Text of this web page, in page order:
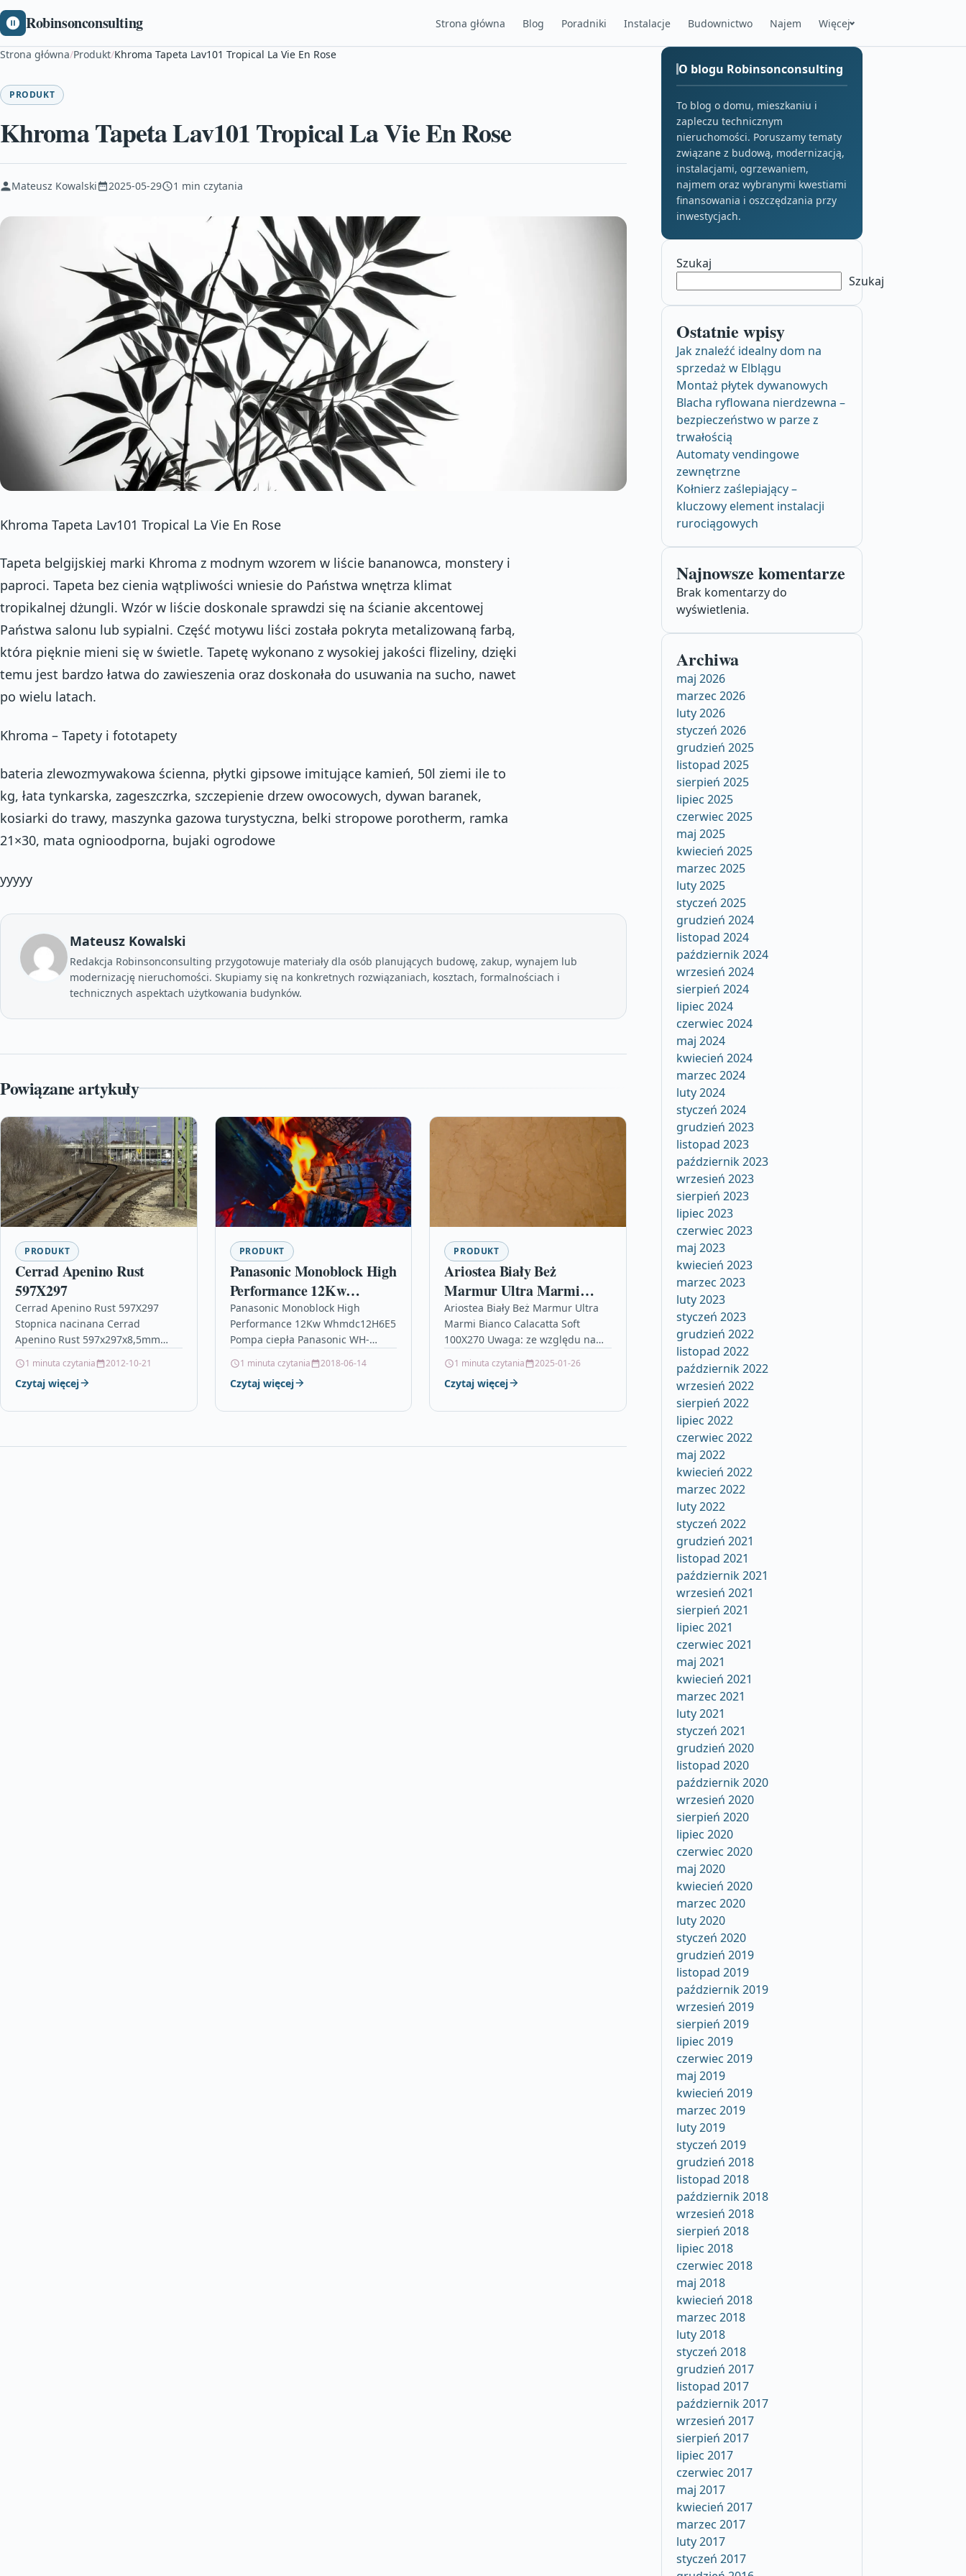
Robinsonconsulting Strona główna Blog Poradniki Instalacje Budownictwo Najem Więcej
Strona główna/Produkt/Khroma Tapeta Lav101 Tropical La Vie En Rose
PRODUKT
Khroma Tapeta Lav101 Tropical La Vie En Rose
Mateusz Kowalski 2025-05-29 1 min czytania
Khroma Tapeta Lav101 Tropical La Vie En Rose
Tapeta belgijskiej marki Khroma z modnym wzorem w liście bananowca, monstery i
paproci. Tapeta bez cienia wątpliwości wniesie do Państwa wnętrza klimat
tropikalnej dżungli. Wzór w liście doskonale sprawdzi się na ścianie akcentowej
Państwa salonu lub sypialni. Część motywu liści została pokryta metalizowaną farbą,
która pięknie mieni się w świetle. Tapetę wykonano z wysokiej jakości flizeliny, dzięki
temu jest bardzo łatwa do zawieszenia oraz doskonała do usuwania na sucho, nawet
po wielu latach.
Khroma – Tapety i fototapety
bateria zlewozmywakowa ścienna, płytki gipsowe imitujące kamień, 50l ziemi ile to
kg, łata tynkarska, zageszczrka, szczepienie drzew owocowych, dywan baranek,
kosiarki do trawy, maszynka gazowa turystyczna, belki stropowe porotherm, ramka
21×30, mata ognioodporna, bujaki ogrodowe
yyyyy
Mateusz Kowalski
Redakcja Robinsonconsulting przygotowuje materiały dla osób planujących budowę, zakup, wynajem lub
modernizację nieruchomości. Skupiamy się na konkretnych rozwiązaniach, kosztach, formalnościach i
technicznych aspektach użytkowania budynków.
Powiązane artykuły
PRODUKT
Cerrad Apenino Rust
597X297
Cerrad Apenino Rust 597X297
Stopnica nacinana Cerrad
Apenino Rust 597x297x8,5mm
Format: 30×60- Nazwa kolekcji:
Apenino- Przeznaczenie: Płytki
1 minuta czytania 2012-10-21
Czytaj więcej
PRODUKT
Panasonic Monoblock High
Performance 12Kw
Whmdc12H6E5
Panasonic Monoblock High
Performance 12Kw Whmdc12H6E5
Pompa ciepła Panasonic WH-
PERFORMANCEPotwierdź
dostępność przed zakupem – tel.
1 minuta czytania 2018-06-14
Czytaj więcej
PRODUKT
Ariostea Biały Beż
Marmur Ultra Marmi
Bianco Calacatta Soft
100X270
Ariostea Biały Beż Marmur Ultra
Marmi Bianco Calacatta Soft
100X270 Uwaga: ze względu na
cena transportu będzie określana
indywidualnie i może…
1 minuta czytania 2025-01-26
Czytaj więcej
O blogu Robinsonconsulting
To blog o domu, mieszkaniu i
zapleczu technicznym
nieruchomości. Poruszamy tematy
związane z budową, modernizacją,
instalacjami, ogrzewaniem,
najmem oraz wybranymi kwestiami
finansowania i oszczędzania przy
inwestycjach.
Szukaj
Szukaj
Ostatnie wpisy
Jak znaleźć idealny dom na
sprzedaż w Elblągu
Montaż płytek dywanowych
Blacha ryflowana nierdzewna –
bezpieczeństwo w parze z
trwałością
Automaty vendingowe
zewnętrzne
Kołnierz zaślepiający –
kluczowy element instalacji
rurociągowych
Najnowsze komentarze
Brak komentarzy do
wyświetlenia.
Archiwa
maj 2026
marzec 2026
luty 2026
styczeń 2026
grudzień 2025
listopad 2025
sierpień 2025
lipiec 2025
czerwiec 2025
maj 2025
kwiecień 2025
marzec 2025
luty 2025
styczeń 2025
grudzień 2024
listopad 2024
październik 2024
wrzesień 2024
sierpień 2024
lipiec 2024
czerwiec 2024
maj 2024
kwiecień 2024
marzec 2024
luty 2024
styczeń 2024
grudzień 2023
listopad 2023
październik 2023
wrzesień 2023
sierpień 2023
lipiec 2023
czerwiec 2023
maj 2023
kwiecień 2023
marzec 2023
luty 2023
styczeń 2023
grudzień 2022
listopad 2022
październik 2022
wrzesień 2022
sierpień 2022
lipiec 2022
czerwiec 2022
maj 2022
kwiecień 2022
marzec 2022
luty 2022
styczeń 2022
grudzień 2021
listopad 2021
październik 2021
wrzesień 2021
sierpień 2021
lipiec 2021
czerwiec 2021
maj 2021
kwiecień 2021
marzec 2021
luty 2021
styczeń 2021
grudzień 2020
listopad 2020
październik 2020
wrzesień 2020
sierpień 2020
lipiec 2020
czerwiec 2020
maj 2020
kwiecień 2020
marzec 2020
luty 2020
styczeń 2020
grudzień 2019
listopad 2019
październik 2019
wrzesień 2019
sierpień 2019
lipiec 2019
czerwiec 2019
maj 2019
kwiecień 2019
marzec 2019
luty 2019
styczeń 2019
grudzień 2018
listopad 2018
październik 2018
wrzesień 2018
sierpień 2018
lipiec 2018
czerwiec 2018
maj 2018
kwiecień 2018
marzec 2018
luty 2018
styczeń 2018
grudzień 2017
listopad 2017
październik 2017
wrzesień 2017
sierpień 2017
lipiec 2017
czerwiec 2017
maj 2017
kwiecień 2017
marzec 2017
luty 2017
styczeń 2017